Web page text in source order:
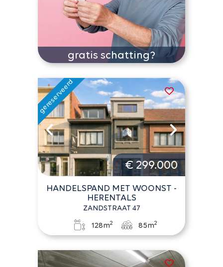
gratis schatting?
€ 299.000
HANDELSPAND MET WOONST -
HERENTALS
ZANDSTRAAT 47
128m2 85m2